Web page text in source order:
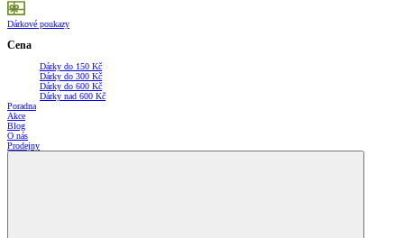
Dárkové poukazy
Cena
Dárky do 150 Kč
Dárky do 300 Kč
Dárky do 600 Kč
Dárky nad 600 Kč
Poradna
Akce
Blog
O nás
Prodejny